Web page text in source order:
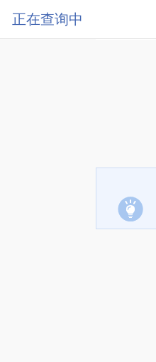
正在查询中